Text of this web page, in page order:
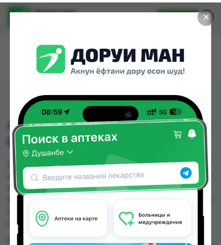
✕
Доруи ман
Установить
АМПИЦИЛЛИН
СУЛЬБАКТАМ 1,5ФЛ
АМПИЦИЛЛИН СУЛЬБАКТАМ 1,5ФЛ можно
купить или заказать в аптеках, Саховати
Истаравшан, Абубакри Карим, Авиценна, АЗИЗ
5.10 TJS до 40.00 TJS в Душанбе и других
городах Таджикистана